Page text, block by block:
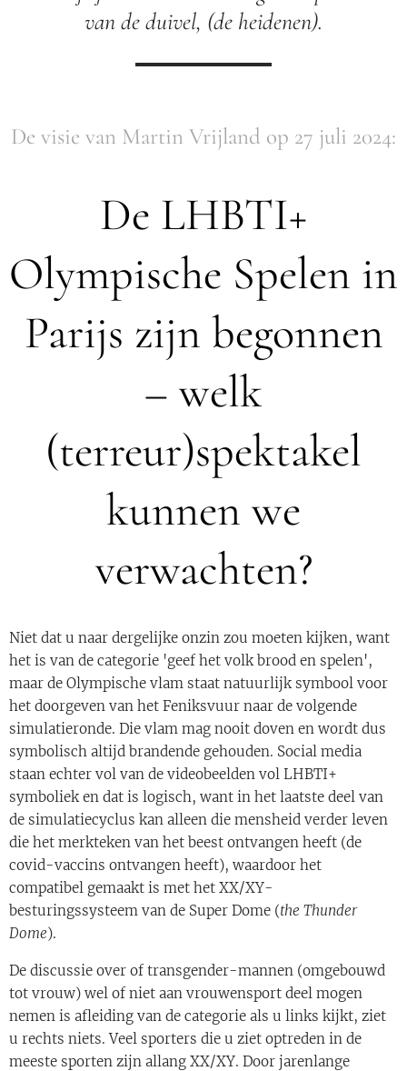
van de duivel, (de heidenen).
De visie van Martin Vrijland op 27 juli 2024:
De LHBTI+
Olympische Spelen in
Parijs zijn begonnen
– welk
(terreur)spektakel
kunnen we
verwachten?
Niet dat u naar dergelijke onzin zou moeten kijken, want
het is van de categorie 'geef het volk brood en spelen',
maar de Olympische vlam staat natuurlijk symbool voor
het doorgeven van het Feniksvuur naar de volgende
simulatieronde. Die vlam mag nooit doven en wordt dus
symbolisch altijd brandende gehouden. Social media
staan echter vol van de videobeelden vol LHBTI+
symboliek en dat is logisch, want in het laatste deel van
de simulatiecyclus kan alleen die mensheid verder leven
die het merkteken van het beest ontvangen heeft (de
covid-vaccins ontvangen heeft), waardoor het
compatibel gemaakt is met het XX/XY-
besturingssysteem van de Super Dome (the Thunder
Dome).
De discussie over of transgender-mannen (omgebouwd
tot vrouw) wel of niet aan vrouwensport deel mogen
nemen is afleiding van de categorie als u links kijkt, ziet
u rechts niets. Veel sporters die u ziet optreden in de
meeste sporten zijn allang XX/XY. Door jarenlange